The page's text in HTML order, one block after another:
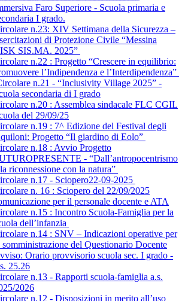
Faro Superiore - Scuola primaria e
I grado.
n.23: XIV Settimana della Sicurezza –
di Protezione Civile “Messina
SIS.MA. 2025”
n.22 : Progetto “Crescere in equilibrio:
l’Indipendenza e l’Interdipendenza”
n.21 - “Inclusivity Village 2025” -
secondaria di I grado
n.20 : Assemblea sindacale FLC CGIL
del 29/09/25
n.19 : 7^ Edizione del Festival degli
Progetto “Il giardino di Eolo”
n.18 : Avvio Progetto
- “Dall’antropocentrismo
riconnessione con la natura”
n.17 - Sciopero22-09-2025
n. 16 : Sciopero del 22/09/2025
per il personale docente e ATA
n.15 : Incontro Scuola-Famiglia per la
dell’infanzia
n.14 : SNV – Indicazioni operative per
somministrazione del Questionario Docente
Orario provvisorio scuola sec. I grado -
25.26
n.13 - Rapporti scuola-famiglia a.s.
2026
n.12 - Disposizioni in merito all’uso